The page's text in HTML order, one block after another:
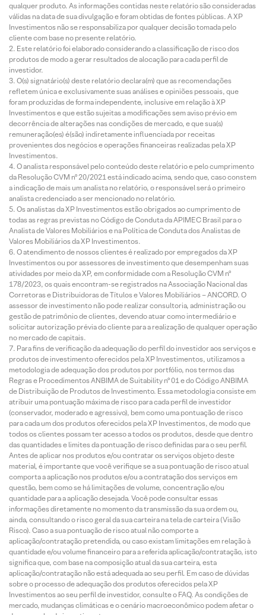
qualquer produto. As informações contidas neste relatório são consideradas
válidas na data de sua divulgação e foram obtidas de fontes públicas. A XP
Investimentos não se responsabiliza por qualquer decisão tomada pelo
cliente com base no presente relatório.
Este relatório foi elaborado considerando a classificação de risco dos
produtos de modo a gerar resultados de alocação para cada perfil de
investidor.
O(s) signatário(s) deste relatório declara(m) que as recomendações
refletem única e exclusivamente suas análises e opiniões pessoais, que
foram produzidas de forma independente, inclusive em relação à XP
Investimentos e que estão sujeitas a modificações sem aviso prévio em
decorrência de alterações nas condições de mercado, e que sua(s)
remuneração(es) é(são) indiretamente influenciada por receitas
provenientes dos negócios e operações financeiras realizadas pela XP
Investimentos.
O analista responsável pelo conteúdo deste relatório e pelo cumprimento
da Resolução CVM nº 20/2021 está indicado acima, sendo que, caso constem
a indicação de mais um analista no relatório, o responsável será o primeiro
analista credenciado a ser mencionado no relatório.
Os analistas da XP Investimentos estão obrigados ao cumprimento de
todas as regras previstas no Código de Conduta da APIMEC Brasil para o
Analista de Valores Mobiliários e na Política de Conduta dos Analistas de
Valores Mobiliários da XP Investimentos.
O atendimento de nossos clientes é realizado por empregados da XP
Investimentos ou por assessores de investimento que desempenham suas
atividades por meio da XP, em conformidade com a Resolução CVM nº
178/2023, os quais encontram-se registrados na Associação Nacional das
Corretoras e Distribuidoras de Títulos e Valores Mobiliários – ANCORD. O
assessor de investimento não pode realizar consultoria, administração ou
gestão de patrimônio de clientes, devendo atuar como intermediário e
solicitar autorização prévia do cliente para a realização de qualquer operação
no mercado de capitais.
Para fins de verificação da adequação do perfil do investidor aos serviços e
produtos de investimento oferecidos pela XP Investimentos, utilizamos a
metodologia de adequação dos produtos por portfólio, nos termos das
Regras e Procedimentos ANBIMA de Suitability nº 01 e do Código ANBIMA
de Distribuição de Produtos de Investimento. Essa metodologia consiste em
atribuir uma pontuação máxima de risco para cada perfil de investidor
(conservador, moderado e agressivo), bem como uma pontuação de risco
para cada um dos produtos oferecidos pela XP Investimentos, de modo que
todos os clientes possam ter acesso a todos os produtos, desde que dentro
das quantidades e limites da pontuação de risco definidas para o seu perfil.
Antes de aplicar nos produtos e/ou contratar os serviços objeto deste
material, é importante que você verifique se a sua pontuação de risco atual
comporta a aplicação nos produtos e/ou a contratação dos serviços em
questão, bem como se há limitações de volume, concentração e/ou
quantidade para a aplicação desejada. Você pode consultar essas
informações diretamente no momento da transmissão da sua ordem ou,
ainda, consultando o risco geral da sua carteira na tela de carteira (Visão
Risco). Caso a sua pontuação de risco atual não comporte a
aplicação/contratação pretendida, ou caso existam limitações em relação à
quantidade e/ou volume financeiro para a referida aplicação/contratação, isto
significa que, com base na composição atual da sua carteira, esta
aplicação/contratação não está adequada ao seu perfil. Em caso de dúvidas
sobre o processo de adequação dos produtos oferecidos pela XP
Investimentos ao seu perfil de investidor, consulte o FAQ. As condições de
mercado, mudanças climáticas e o cenário macroeconômico podem afetar o